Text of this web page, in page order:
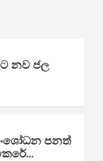
නව ජල
පනත්